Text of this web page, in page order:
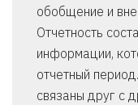
обобщение и
Отчетность
информации,
отчетный
связаны друг с